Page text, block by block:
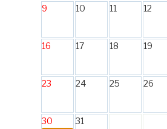
9 10 11 12
16 17 18 19
23 24 25 26
30 31